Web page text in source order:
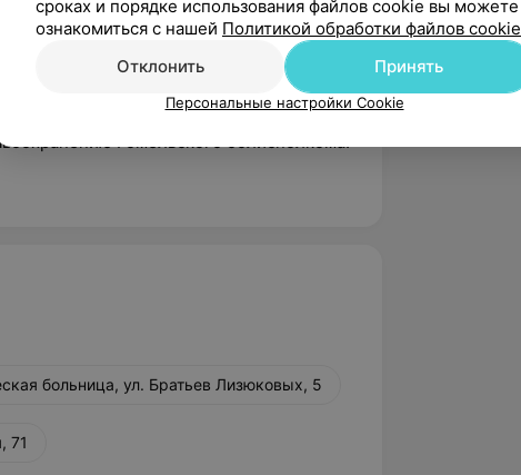
фониатр Гомельской областной
внештатный специалист по фониатрии
Гомельского облисполкома.
больница, ул. Братьев Лизюковых, 5
71
сроках и порядке использования файлов cookie вы можете
ознакомиться с нашей Политикой обработки файлов cookie
Отклонить
Принять
Персональные настройки Cookie